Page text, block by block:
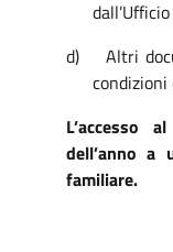
d)
Altri
condizioni
L’accesso
dell’anno a
familiare.